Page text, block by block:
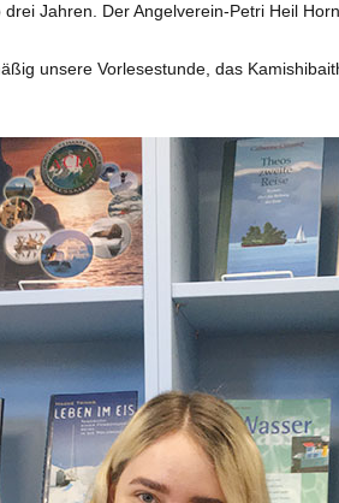
Jahren. Der Angelverein-Petri Heil
unsere Vorlesestunde, das